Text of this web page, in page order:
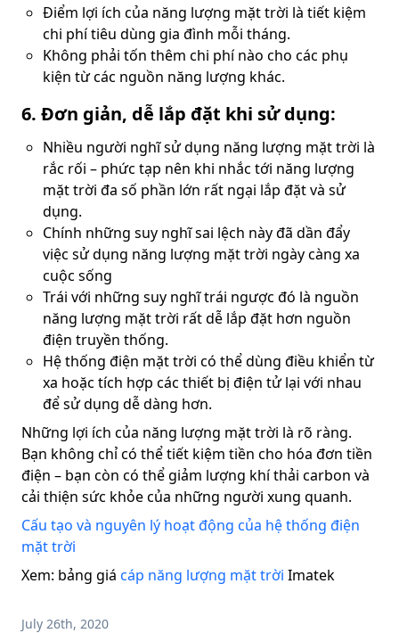
Điểm lợi ích của năng lượng mặt trời là tiết kiệm
chi phí tiêu dùng gia đình mỗi tháng.
Không phải tốn thêm chi phí nào cho các phụ
kiện từ các nguồn năng lượng khác.
6. Đơn giản, dễ lắp đặt khi sử dụng:
Nhiều người nghĩ sử dụng năng lượng mặt trời là
rắc rối – phức tạp nên khi nhắc tới năng lượng
mặt trời đa số phần lớn rất ngại lắp đặt và sử
dụng.
Chính những suy nghĩ sai lệch này đã dần đẩy
việc sử dụng năng lượng mặt trời ngày càng xa
cuộc sống
Trái với những suy nghĩ trái ngược đó là nguồn
năng lượng mặt trời rất dễ lắp đặt hơn nguồn
điện truyền thống.
Hệ thống điện mặt trời có thể dùng điều khiển từ
xa hoặc tích hợp các thiết bị điện tử lại với nhau
để sử dụng dễ dàng hơn.
Những lợi ích của năng lượng mặt trời là rõ ràng.
Bạn không chỉ có thể tiết kiệm tiền cho hóa đơn tiền
điện – bạn còn có thể giảm lượng khí thải carbon và
cải thiện sức khỏe của những người xung quanh.
Cấu tạo và nguyên lý hoạt động của hệ thống điện
mặt trời
Xem: bảng giá cáp năng lượng mặt trời Imatek
July 26th, 2020